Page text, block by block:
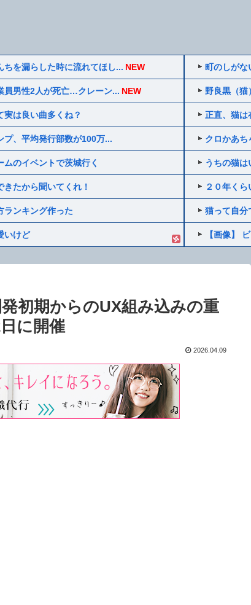
ちを漏らした時に流れてほし... NEW
員男性2人が死亡…クレーン... NEW
実は良い曲多くね？
プ、平均発行部数が100万...
ムのイベントで茨城行く
きたから聞いてくれ！
ランキング作った
いけど
町のしがな
野良黒（猫
正直、猫は
クロかあち
うちの猫
２０年く
猫って自分
【画像】
初期からのUX組み込みの重
に開催
2026.04.09